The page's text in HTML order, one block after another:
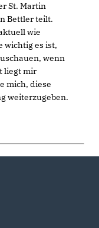
St. Martin
Bettler teilt.
wie
wichtig es ist,
wenn
liegt mir
mich, diese
weiterzugeben.